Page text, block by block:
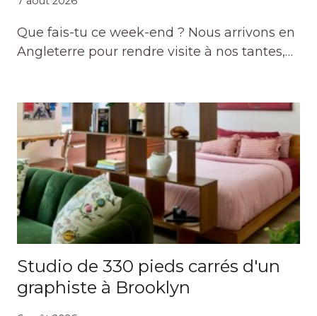
Que fais-tu ce week-end ? Nous arrivons en
Angleterre pour rendre visite à nos tantes,…
Studio de 330 pieds carrés d'un
graphiste à Brooklyn